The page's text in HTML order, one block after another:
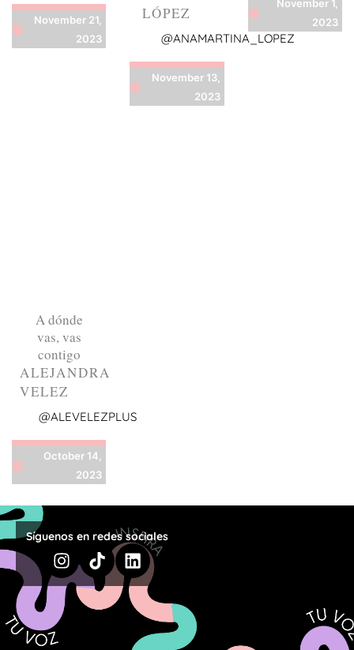
November 21,
2023
LÓPEZ
@ANAMARTINA_LOPEZ
November 13,
2023
November 1,
2023
A dónde
vas, vas
contigo
ALEJANDRA
VELEZ
@ALEVELEZPLUS
October 14,
2023
Síguenos en redes sociales
Instagram
TiktokLinkedin